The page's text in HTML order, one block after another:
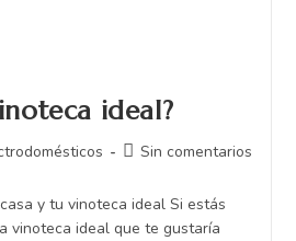
ideal?
Sin comentarios
y tu vinoteca ideal Si estás
vinoteca ideal que te gustaría